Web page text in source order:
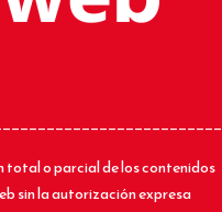
total o parcial de los contenidos
sin la autorización expresa